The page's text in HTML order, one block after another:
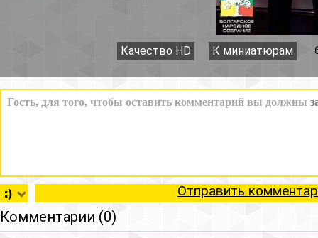
Качество HD К миниатюрам
Отправить
Комментарии (0)